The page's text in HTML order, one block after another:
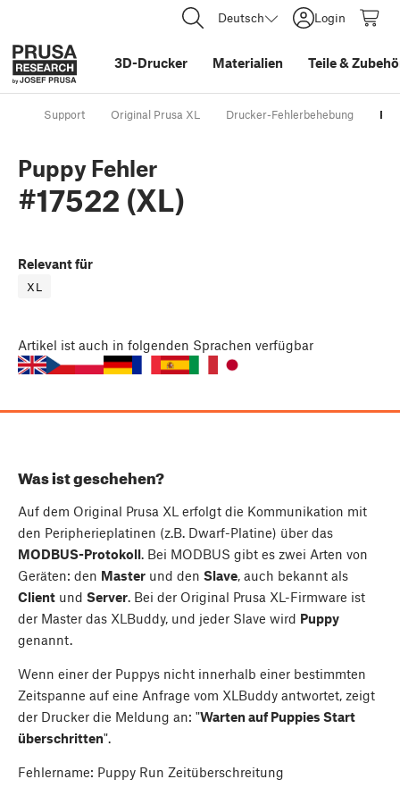
Deutsch Login
3D-Drucker Materialien Teile&
Support Original Prusa XL Drucker-Fehlerbehebung
Puppy Fehler
#17522 (XL)
Relevant für
XL
Artikel ist auch in folgenden Sprachen verfügbar
Was ist geschehen?
Auf dem Original Prusa XL erfolgt die Kommunikation mit
den Peripherieplatinen (z.B. Dwarf-Platine) über das
MODBUS-Protokoll. Bei MODBUS gibt es zwei Arten von
Geräten: den Master und den Slave, auch bekannt als
Client und Server. Bei der Original Prusa XL-Firmware ist
der Master das XLBuddy, und jeder Slave wird Puppy
genannt.
Wenn einer der Puppys nicht innerhalb einer bestimmten
Zeitspanne auf eine Anfrage vom XLBuddy antwortet, zeigt
der Drucker die Meldung an: "Warten auf Puppies Start
überschritten".
Fehlername: Puppy Run Zeitüberschreitung